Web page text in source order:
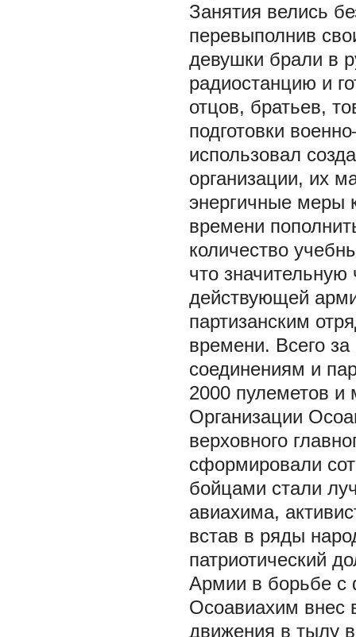
Занятия велись
перевыполнив
девушки брали в
радиостанцию и
отцов, братьев,
подготовки
использовал
организации, их
энергичные меры
времени
количество
что
действующей
партизанским
времени. Всего
соединениям и
2000 пулеметов и
Организации
верховного
сформировали
бойцами стали
авиахима,
встав в ряды
патриотический
Армии в борьбе с
Осоавиахим внес
движения в тылу